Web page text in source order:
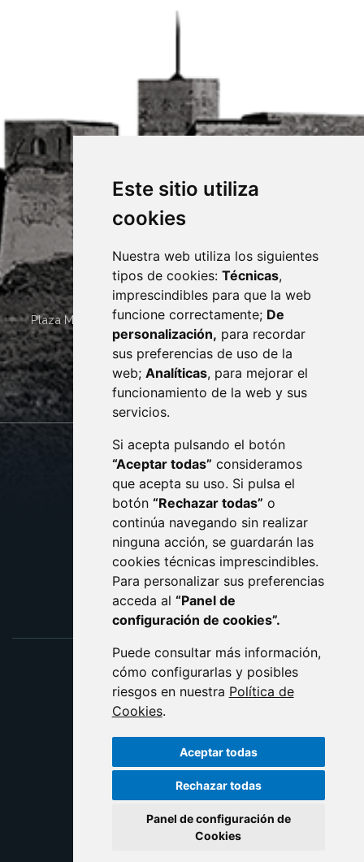
Este sitio utiliza
cookies
Nuestra web utiliza los siguientes
tipos de cookies: Técnicas,
imprescindibles para que la web
funcione correctamente; De
personalización, para recordar
sus preferencias de uso de la
web; Analíticas, para mejorar el
funcionamiento de la web y sus
servicios.
Si acepta pulsando el botón
“Aceptar todas” consideramos
que acepta su uso. Si pulsa el
botón “Rechazar todas” o
continúa navegando sin realizar
ninguna acción, se guardarán las
cookies técnicas imprescindibles.
Para personalizar sus preferencias
acceda al “Panel de
configuración de cookies”.
Puede consultar más información,
cómo configurarlas y posibles
riesgos en nuestra Política de
Cookies.
Aceptar todas
Rechazar todas
Panel de configuración de
Cookies
Plaza Mayor 4 22400 MONZÓN - ARAGÓN (ESPAÑA)
· (34) 974 400 700 ·
sac@monzon.es
monzon.es
CONTACTO
AVISO LEGAL
PROTECCIÓN DE DATOS
POLÍTICA DE COOKIES
ACCESIBILIDAD
ENLACE EXTERNO AL